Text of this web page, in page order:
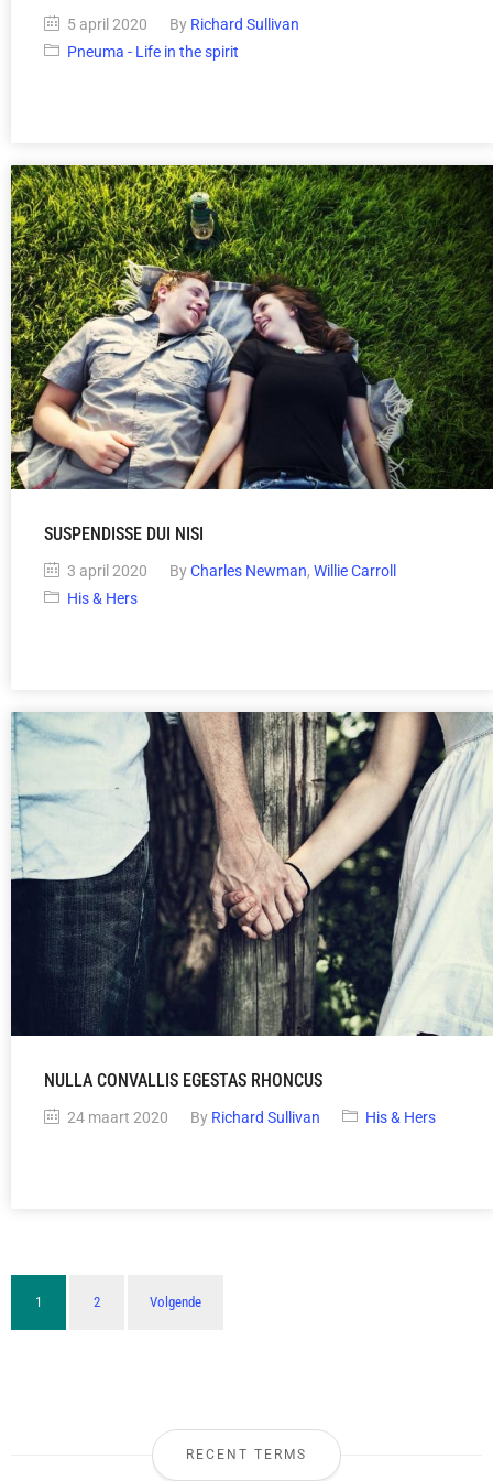
5 april 2020 By Richard Sullivan
Pneuma - Life in the spirit
SUSPENDISSE DUI NISI
3 april 2020 ByCharles Newman, Willie Carroll
His & Hers
NULLA CONVALLIS EGESTAS RHONCUS
24 maart 2020 By Richard Sullivan His & Hers
1 2 Volgende
RECENT TERMS